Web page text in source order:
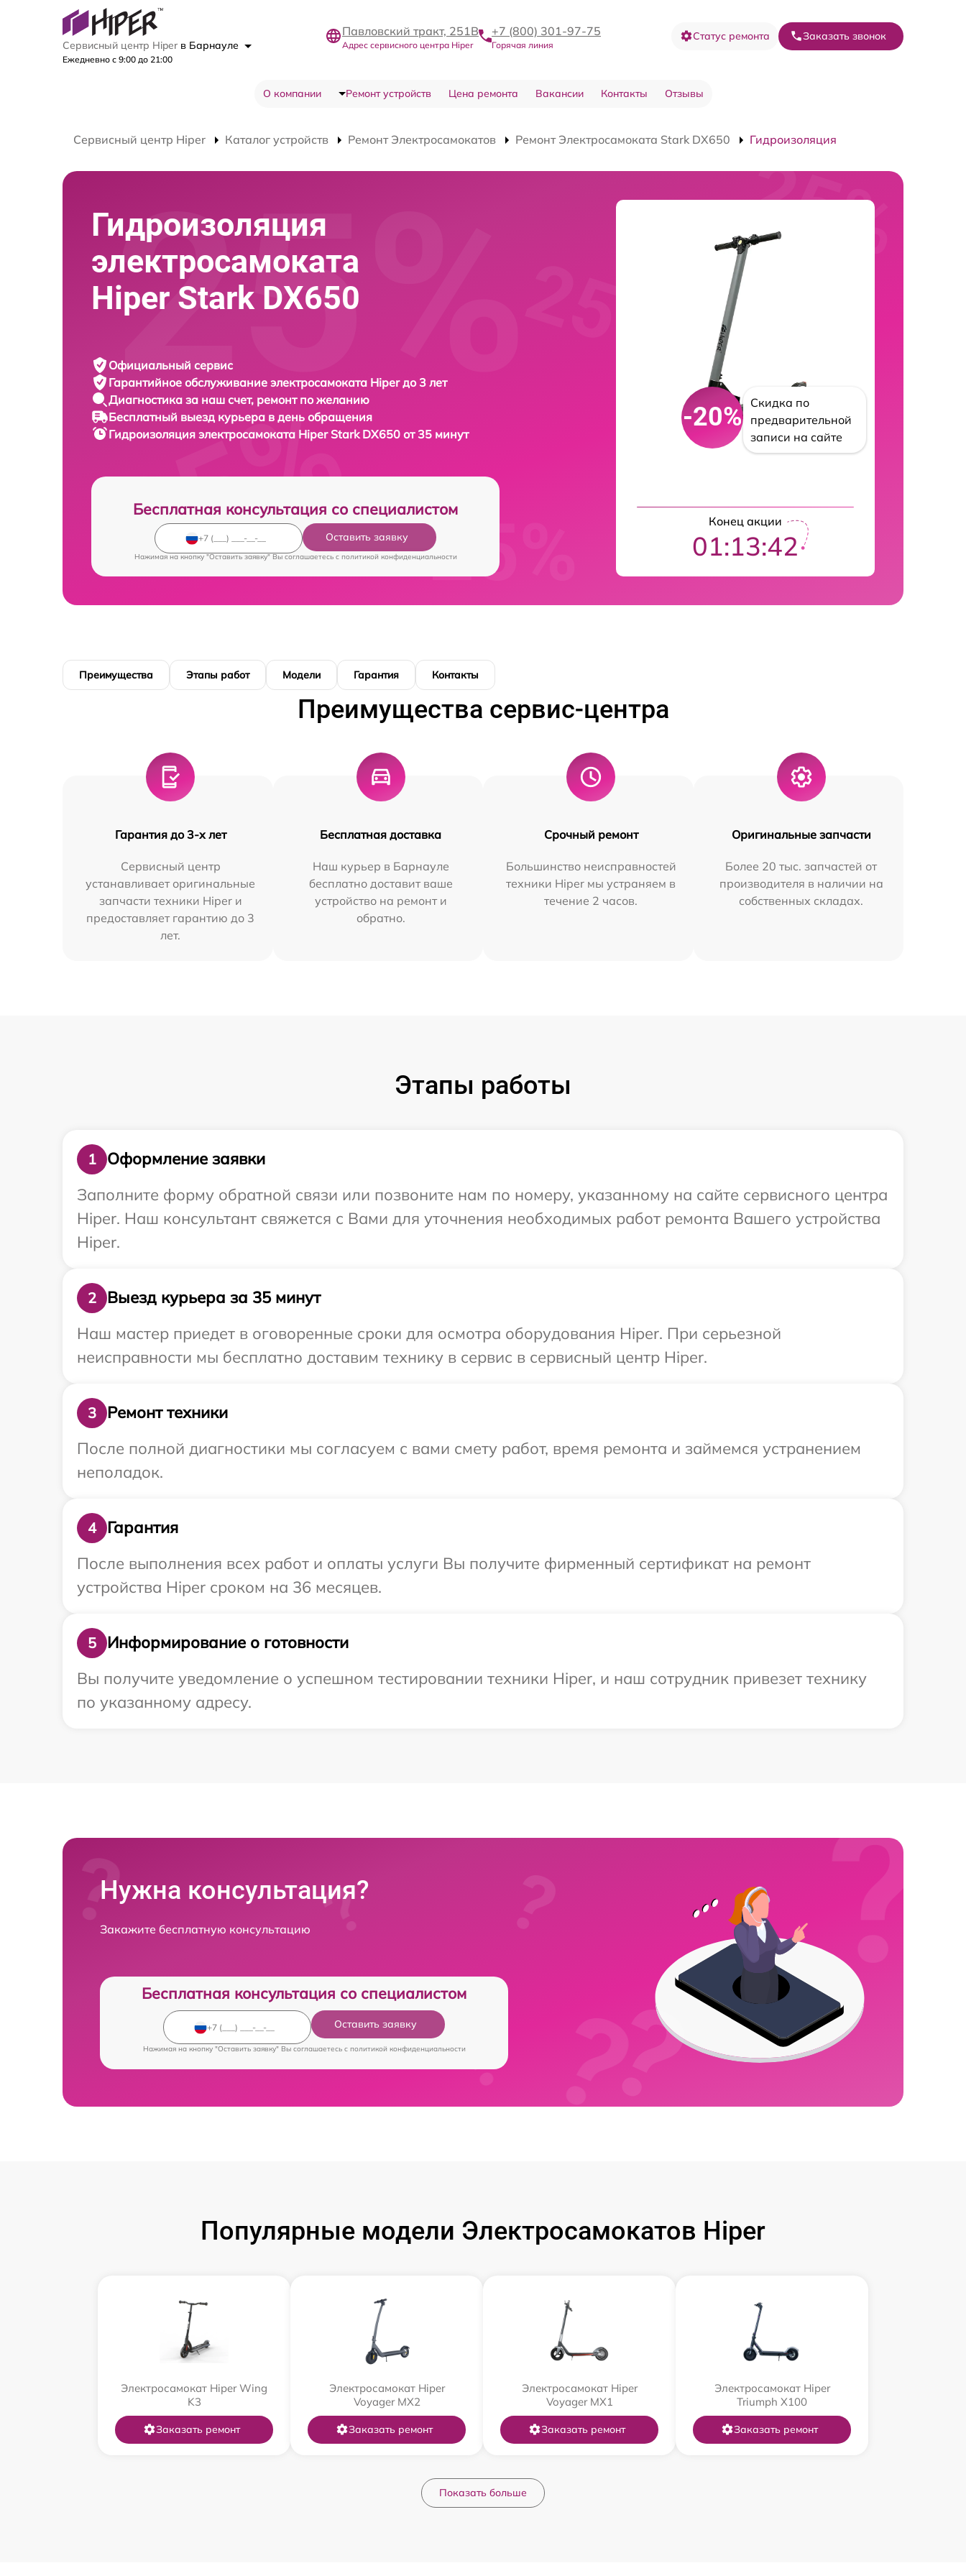
Сервисный центр Hiper в Барнауле
Ежедневно с 9:00 до 21:00
Павловский тракт, 251В
Адрес сервисного центра Hiper
+7 (800) 301-97-75
Горячая линия
Статус ремонта Заказать звонок
О компании Ремонт устройств Цена ремонта Вакансии Контакты Отзывы
Сервисный центр Hiper Каталог устройств Ремонт Электросамокатов Ремонт Электросамоката Stark DX650 Гидроизоляция
Гидроизоляция
электросамоката
Hiper Stark DX650
Официальный сервис
Гарантийное обслуживание электросамоката Hiper до 3 лет
Диагностика за наш счет, ремонт по желанию
Бесплатный выезд курьера в день обращения
Гидроизоляция электросамоката Hiper Stark DX650 от 35 минут
Бесплатная консультация со специалистом
Оставить заявку
Нажимая на кнопку "Оставить заявку" Вы соглашаетесь c политикой конфиденциальности
-20%
Скидка по
предварительной
записи на сайте
Конец акции
01:13:41
Преимущества Этапы работ Модели Гарантия Контакты
Преимущества сервис-центра
Гарантия до 3-х лет
Сервисный центр
устанавливает оригинальные
запчасти техники Hiper и
предоставляет гарантию до 3
лет.
Бесплатная доставка
Наш курьер в Барнауле
бесплатно доставит ваше
устройство на ремонт и
обратно.
Срочный ремонт
Большинство неисправностей
техники Hiper мы устраняем в
течение 2 часов.
Оригинальные запчасти
Более 20 тыс. запчастей от
производителя в наличии на
собственных складах.
Этапы работы
1
Оформление заявки
Заполните форму обратной связи или позвоните нам по номеру, указанному на сайте сервисного центра
Hiper. Наш консультант свяжется с Вами для уточнения необходимых работ ремонта Вашего устройства
Hiper.
2
Выезд курьера за 35 минут
Наш мастер приедет в оговоренные сроки для осмотра оборудования Hiper. При серьезной
неисправности мы бесплатно доставим технику в сервис в сервисный центр Hiper.
3
Ремонт техники
После полной диагностики мы согласуем с вами смету работ, время ремонта и займемся устранением
неполадок.
4
Гарантия
После выполнения всех работ и оплаты услуги Вы получите фирменный сертификат на ремонт
устройства Hiper сроком на 36 месяцев.
5
Информирование о готовности
Вы получите уведомление о успешном тестировании техники Hiper, и наш сотрудник привезет технику
по указанному адресу.
Нужна консультация?
Закажите бесплатную консультацию
Бесплатная консультация со специалистом
Оставить заявку
Нажимая на кнопку "Оставить заявку" Вы соглашаетесь c политикой конфиденциальности
Популярные модели Электросамокатов Hiper
Электросамокат Hiper Wing
K3
Заказать ремонт
Электросамокат Hiper
Voyager MX2
Заказать ремонт
Электросамокат Hiper
Voyager MX1
Заказать ремонт
Электросамокат Hiper
Triumph X100
Заказать ремонт
Показать больше